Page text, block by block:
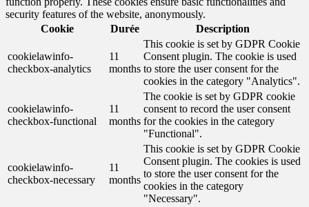
security features of the website, anonymously.
Cookie
Durée Description
cookielawinfo-
checkbox-analytics
11
months
This cookie is set by GDPR Cookie
Consent plugin. The cookie is used
to store the user consent for the
cookies in the category "Analytics".
cookielawinfo-
checkbox-functional
11
months
The cookie is set by GDPR cookie
consent to record the user consent
for the cookies in the category
"Functional".
cookielawinfo-
checkbox-necessary
11
months
This cookie is set by GDPR Cookie
Consent plugin. The cookies is used
to store the user consent for the
cookies in the category
"Necessary".